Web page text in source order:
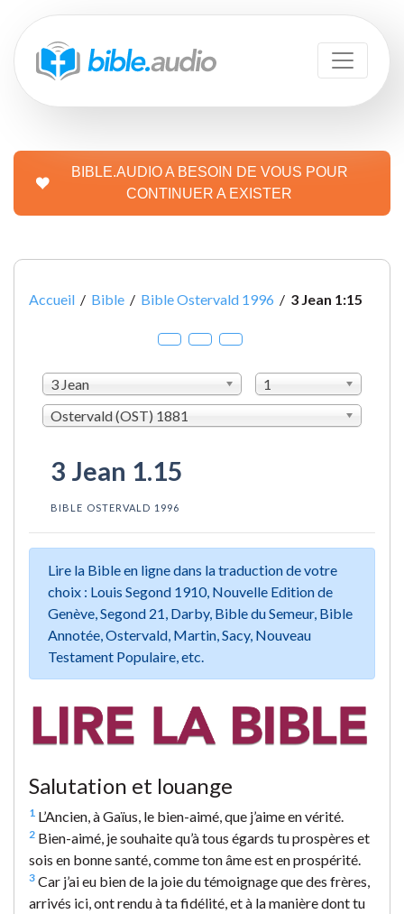
BIBLE.AUDIO A BESOIN DE VOUS POUR
CONTINUER A EXISTER
Accueil / Bible / Bible Ostervald 1996 / 3 Jean 1:15
3 Jean
1
Ostervald (OST) 1881
3 Jean 1.15
BIBLE OSTERVALD 1996
Lire la Bible en ligne dans la traduction de votre
choix : Louis Segond 1910, Nouvelle Edition de
Genève, Segond 21, Darby, Bible du Semeur, Bible
Annotée, Ostervald, Martin, Sacy, Nouveau
Testament Populaire, etc.
Salutation et louange
1 L’Ancien, à Gaïus, le bien-aimé, que j’aime en vérité.
2 Bien-aimé, je souhaite qu’à tous égards tu prospères et
sois en bonne santé, comme ton âme est en prospérité.
3 Car j’ai eu bien de la joie du témoignage que des frères,
arrivés ici, ont rendu à ta fidélité, et à la manière dont tu